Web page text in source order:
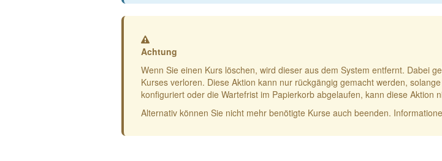
Warnung
Achtung
Wenn Sie einen Kurs löschen, wird dieser aus dem System entfernt. Dabei
Kurses verloren. Diese Aktion kann nur rückgängig gemacht werden,
konfiguriert oder die Wartefrist im Papierkorb abgelaufen, kann diese Aktion
Alternativ können Sie nicht mehr benötigte Kurse auch beenden.